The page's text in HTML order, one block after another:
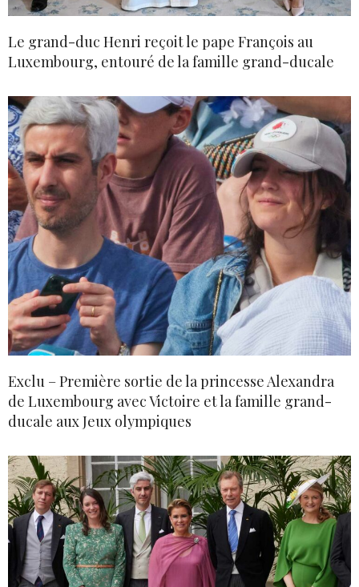
Le grand-duc Henri reçoit le pape François au
Luxembourg, entouré de la famille grand-ducale
Exclu – Première sortie de la princesse Alexandra
de Luxembourg avec Victoire et la famille grand-
ducale aux Jeux olympiques